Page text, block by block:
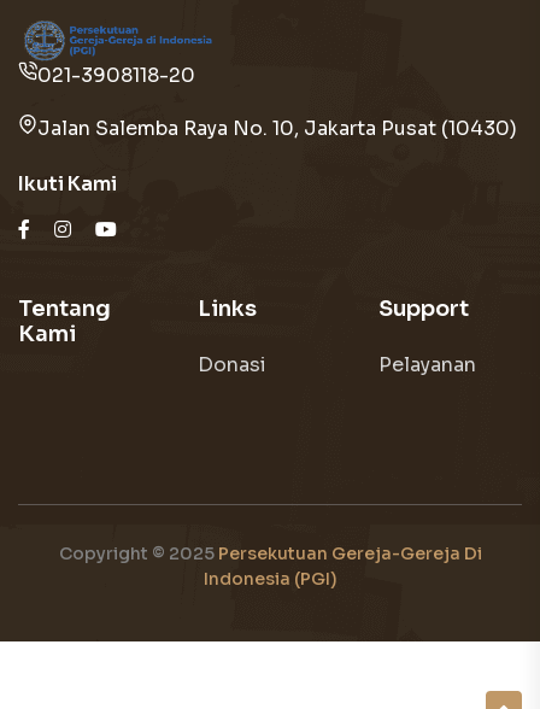
021-3908118-20
Jalan Salemba Raya No. 10, Jakarta Pusat (10430)
Ikuti Kami
Tentang
Kami
Links
Donasi
Support
Pelayanan
Copyright © 2025 Persekutuan Gereja-Gereja Di
Indonesia (PGI)